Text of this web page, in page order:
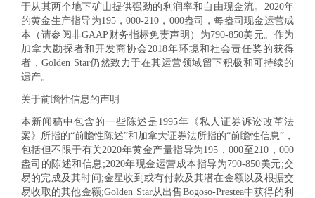
于从其两个地下矿山提供强劲的利润率和自由现金流。2020年
的黄金生产指导为195，000-210，000盎司，每盎司现金运营成
本（请参阅非GAAP财务指标免责声明）为790-850美元。作为
加拿大勘探者和开发商协会2018年环境和社会责任奖的获得
者，Golden Star仍然致力于在其运营领域留下积极和可持续的
遗产。
关于前瞻性信息的声明
本新闻稿中包含的一些陈述是1995年《私人证券诉讼改革法
案》所指的“前瞻性陈述”和加拿大证券法所指的“前瞻性信息”，
包括但不限于有关2020年黄金产量指导为195，000至210，000
盎司的陈述和信息;2020年现金运营成本指导为790-850美元;交
易的完成及其时间;金星收到或有付款及其潜在金额以及根据交
易收取的其他金额;Golden Star从出售Bogoso-Prestea中获得的利